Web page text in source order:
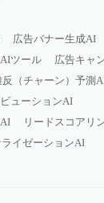
広告バナー生成AI
ツール
広告キャ
反（チャーン）予測
ューションAI
リードスコアリ
イゼーションAI